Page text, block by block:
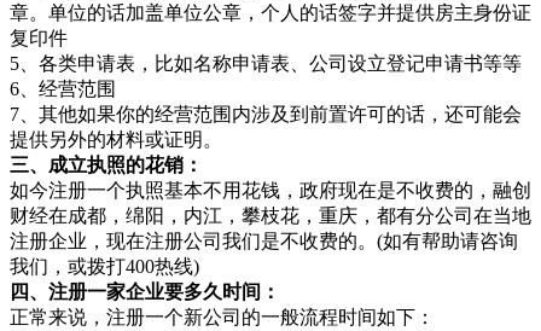
章。单位的话加盖单位公章，个人的话签字并提供房主身份证
复印件
5、各类申请表，比如名称申请表、公司设立登记申请书等等
6、经营范围
7、其他如果你的经营范围内涉及到前置许可的话，还可能会
提供另外的材料或证明。
三、成立执照的花销：
如今注册一个执照基本不用花钱，政府现在是不收费的，融创
财经在成都，绵阳，内江，攀枝花，重庆，都有分公司在当地
注册企业，现在注册公司我们是不收费的。(如有帮助请咨询
我们，或拨打400热线)
四、注册一家企业要多久时间：
正常来说，注册一个新公司的一般流程时间如下：